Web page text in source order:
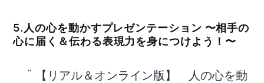
5.人の心を動かすプレゼンテーション 〜相手の
心に届く＆伝わる表現力を身につけよう！〜
【リアル＆オンライン版】 人の心を動